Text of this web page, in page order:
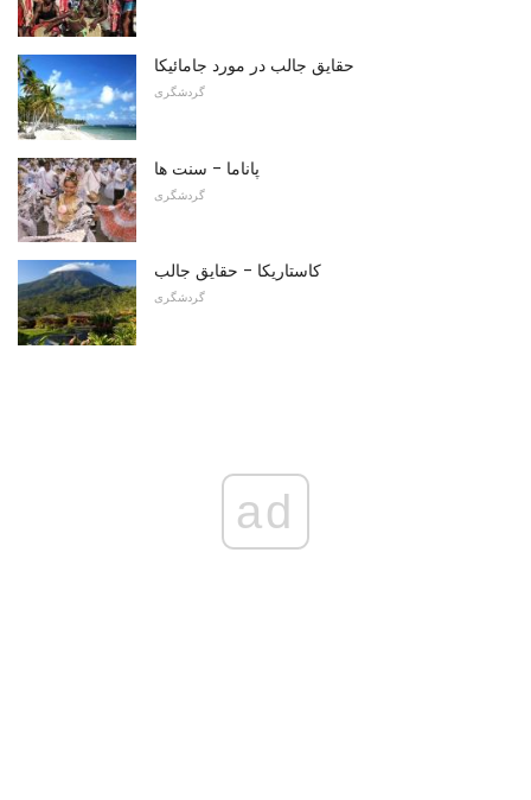
حقایق جالب در مورد جامائیکا
گردشگری
پاناما - سنت ها
گردشگری
کاستاریکا - حقایق جالب
گردشگری
ad